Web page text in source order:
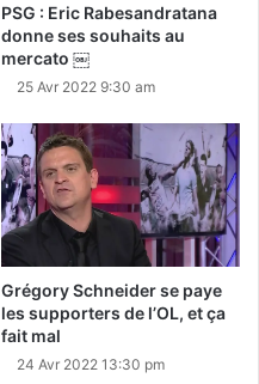
PSG : Eric Rabesandratana
donne ses souhaits au
mercato ￼
25 Avr 2022 9:30 am
Grégory Schneider se paye
les supporters de l’OL, et ça
fait mal
24 Avr 2022 13:30 pm